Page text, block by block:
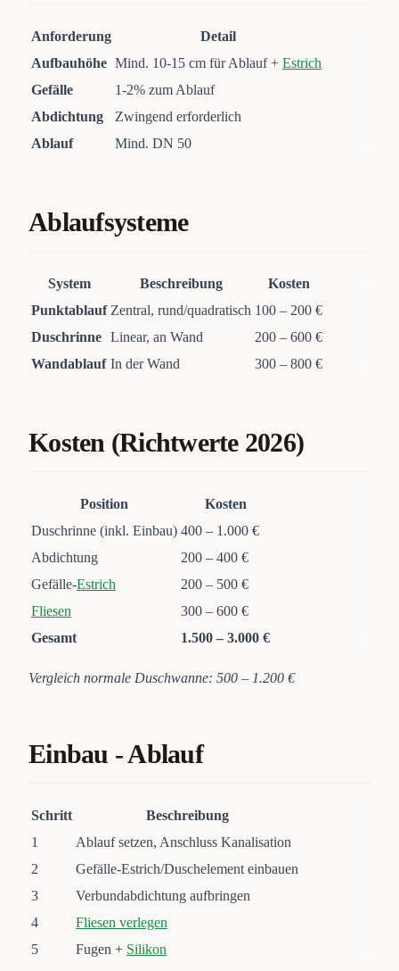
Anforderung
Detail
Aufbauhöhe Mind. 10-15 cm für Ablauf + Estrich
Gefälle
1-2% zum Ablauf
Abdichtung
Zwingend erforderlich
Ablauf
Mind. DN 50
Ablaufsysteme
System Beschreibung
Kosten
Punktablauf Zentral, rund/quadratisch 100 – 200 €
Duschrinne Linear, an Wand
200 – 600 €
Wandablauf In der Wand 300 – 800 €
Kosten (Richtwerte 2026)
Position
Kosten
Duschrinne (inkl. Einbau) 400 – 1.000 €
Abdichtung
200 – 400 €
Gefälle-Estrich
200 – 500 €
Fliesen
300 – 600 €
Gesamt
1.500 – 3.000 €
Vergleich normale Duschwanne: 500 – 1.200 €
Einbau - Ablauf
Schritt
Beschreibung
1
Ablauf setzen, Anschluss Kanalisation
2
Gefälle-Estrich/Duschelement einbauen
3
Verbundabdichtung aufbringen
4
Fliesen verlegen
5
Fugen + Silikon